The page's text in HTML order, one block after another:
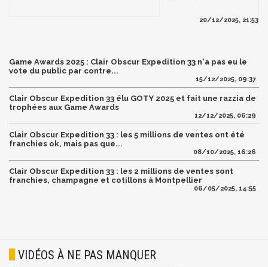
20/12/2025, 21:53
Game Awards 2025 : Clair Obscur Expedition 33 n'a pas eu le
vote du public par contre...
15/12/2025, 09:37
Clair Obscur Expedition 33 élu GOTY 2025 et fait une razzia de
trophées aux Game Awards
12/12/2025, 06:29
Clair Obscur Expedition 33 : les 5 millions de ventes ont été
franchies ok, mais pas que...
08/10/2025, 16:26
Clair Obscur Expedition 33 : les 2 millions de ventes sont
franchies, champagne et cotillons à Montpellier
06/05/2025, 14:55
VIDÉOS À NE PAS MANQUER